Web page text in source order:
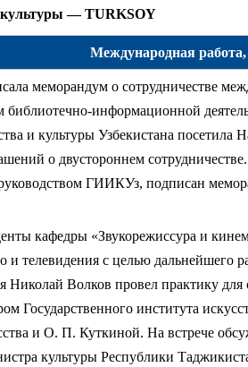
— TURKSOY
Международная работа,
меморандум о сотрудничестве
библиотечно-информационной
и культуры Узбекистана
о двустороннем
ГИИКУз, подписан
кафедры «Звукорежиссура и
и телевидения с целью
Николай Волков провел практику
Государственного института
и О. П. Куткиной. На встрече
культуры Республики